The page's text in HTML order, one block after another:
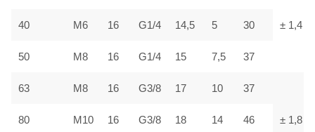
± 1,4
40 М6 16 G1/4 14,5 5 30
50 М8 16 G1/4 15 7,5 37
63 М8 16 G3/8 17 10 37
± 1,8
80 М10 16 G3/8 18 14 46